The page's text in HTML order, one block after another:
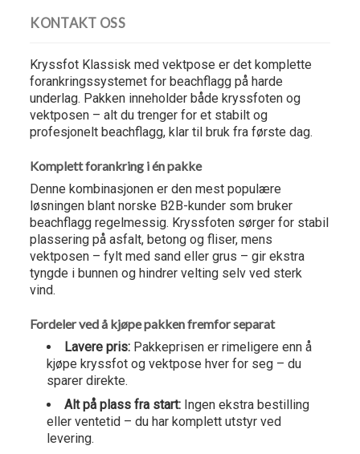
KONTAKT OSS
Kryssfot Klassisk med vektpose er det komplette
forankringssystemet for beachflagg på harde
underlag. Pakken inneholder både kryssfoten og
vektposen – alt du trenger for et stabilt og
profesjonelt beachflagg, klar til bruk fra første dag.
Komplett forankring i én pakke
Denne kombinasjonen er den mest populære
løsningen blant norske B2B-kunder som bruker
beachflagg regelmessig. Kryssfoten sørger for stabil
plassering på asfalt, betong og fliser, mens
vektposen – fylt med sand eller grus – gir ekstra
tyngde i bunnen og hindrer velting selv ved sterk
vind.
Fordeler ved å kjøpe pakken fremfor separat
Lavere pris: Pakkeprisen er rimeligere enn å
kjøpe kryssfot og vektpose hver for seg – du
sparer direkte.
Alt på plass fra start: Ingen ekstra bestilling
eller ventetid – du har komplett utstyr ved
levering.